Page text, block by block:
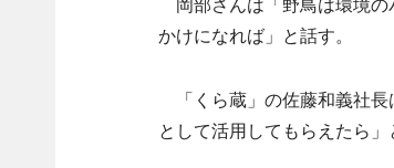
岡部さんは「野鳥は環境の
かけになれば」と話す。
「くら蔵」の佐藤和義社長
として活用してもらえたら」